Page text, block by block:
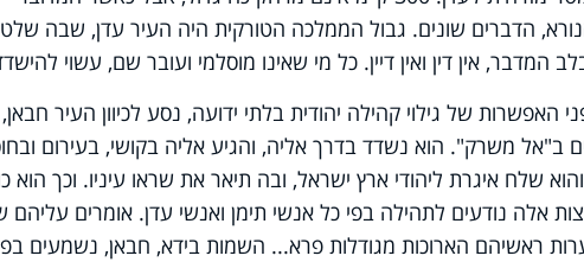
הדברים שונים. גבול הממלכה הטורקית היה העיר עדן, שבה
אין דין ואין דיין. כל מי שאינו מוסלמי ועובר שם, עשוי
האפשרות של גילוי קהילה יהודית בלתי ידועה, נסע לכיוון העיר חבאן,
ב"אל משרק". הוא נשדד בדרך אליה, והגיע אליה בקושי, בעירום
והוא שלח איגרת ליהודי ארץ ישראל, ובה תיאר את שראו עיניו. וכך הוא
אלה נודעים לתהילה בפי כל אנשי תימן ואנשי עדן. אומרים
ראשיהם הארוכות מגודלות פרא... השמות בידא, חבאן, נשמעים